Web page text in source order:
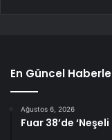
En Güncel
Ağustos 6, 2026
Fuar 38’de